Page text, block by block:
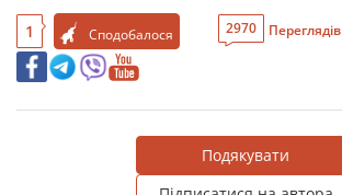
1 Сподобалося 2970 Переглядів
Подякувати